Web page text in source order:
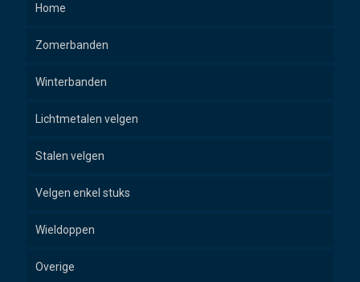
Home
Zomerbanden
Winterbanden
Lichtmetalen velgen
Stalen velgen
Velgen enkel stuks
Wieldoppen
Overige